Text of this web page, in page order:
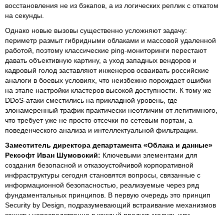
восстановления не из бэкапов, а из логических реплик с откатом
на секунды.
Однако новые вызовы существенно усложняют задачу:
периметр размыт гибридными облаками и массовой удаленной
работой, поэтому классические ping-мониторинги перестают
давать объективную картину, а уход западных вендоров и
кадровый голод заставляют инженеров осваивать российские
аналоги в боевых условиях, что неизбежно порождает ошибки
на этапе настройки кластеров высокой доступности. К тому же
DDoS-атаки сместились на прикладной уровень, где
злонамеренный трафик практически неотличим от легитимного,
что требует уже не просто отсечки по сетевым портам, а
поведенческого анализа и интеллектуальной фильтрации.
Заместитель директора департамента «Облака и данные»
Рексофт Иван Шумовский: Ключевыми элементами для
создания безопасной и отказоустойчивой корпоративной
инфраструктуры сегодня становятся вопросы, связанные с
информационной безопасностью, реализуемые через ряд
фундаментальных принципов. В первую очередь это принцип
Security by Design, подразумевающий встраивание механизмов